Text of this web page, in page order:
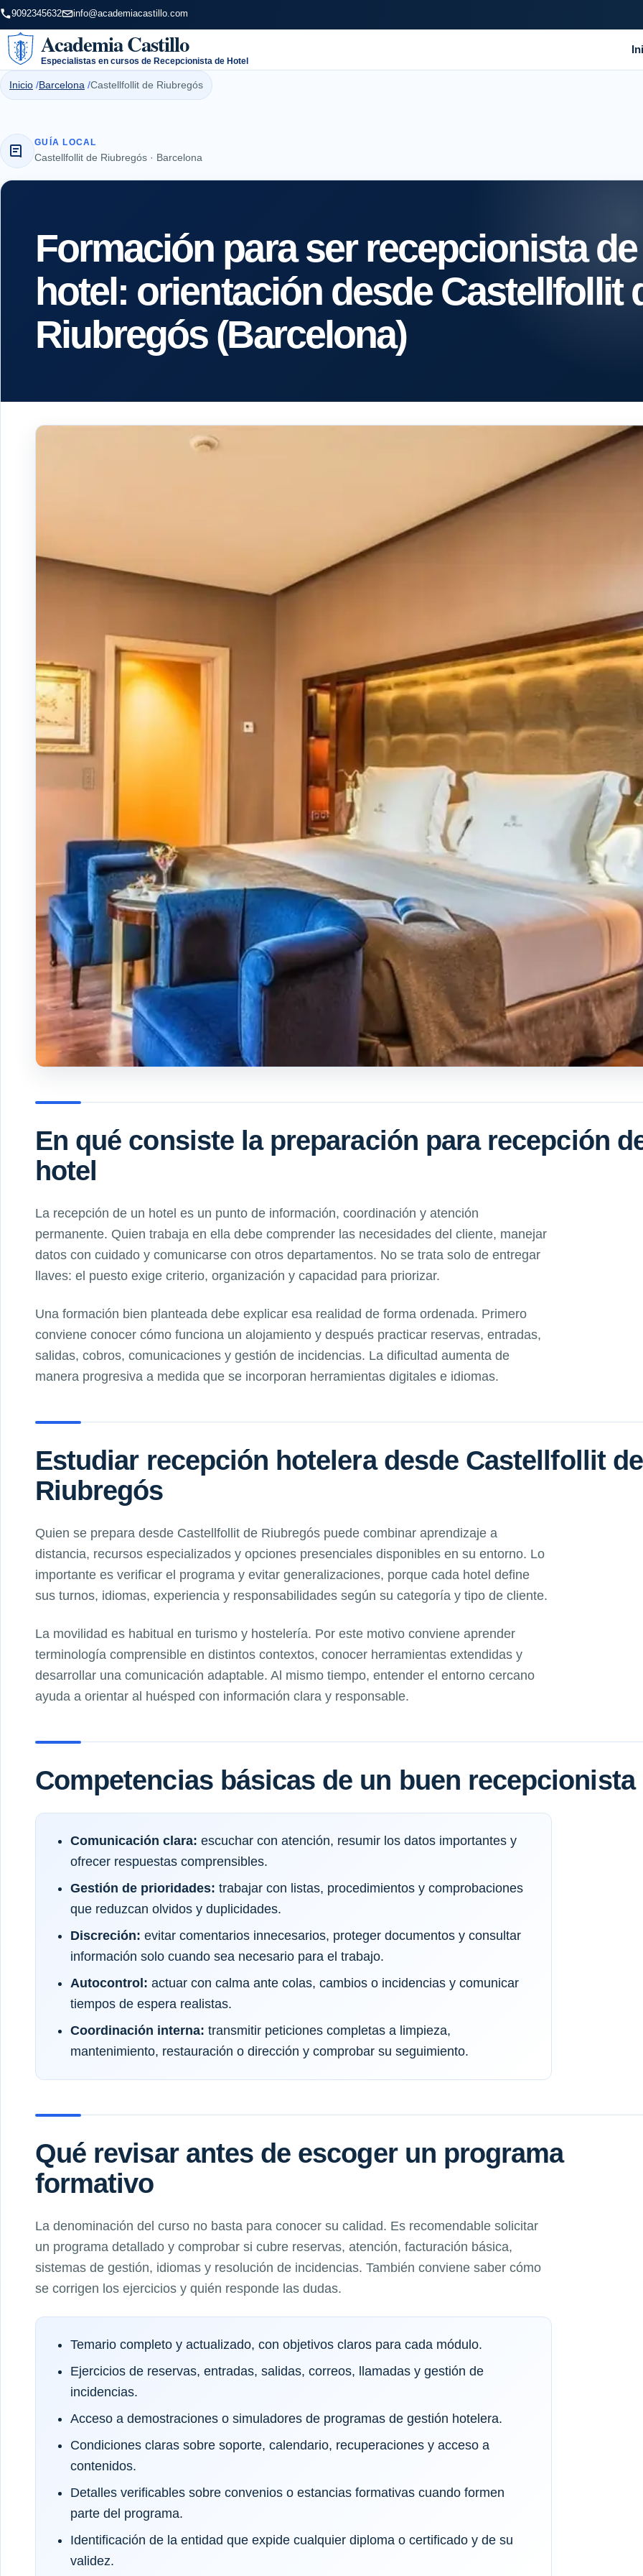
9092345632 info@academiacastillo.com
Academia Castillo
Especialistas en cursos de Recepcionista de Hotel
Inicio Barcelona Castellfollit de Riubregós
GUÍA LOCAL
Castellfollit de Riubregós · Barcelona
Formación para ser recepcionista de
hotel: orientación desde Castellfollit
Riubregós (Barcelona)
En qué consiste la preparación para recepción
hotel
La recepción de un hotel es un punto de información, coordinación y atención
permanente. Quien trabaja en ella debe comprender las necesidades del cliente, manejar
datos con cuidado y comunicarse con otros departamentos. No se trata solo de entregar
llaves: el puesto exige criterio, organización y capacidad para priorizar.
Una formación bien planteada debe explicar esa realidad de forma ordenada. Primero
conviene conocer cómo funciona un alojamiento y después practicar reservas, entradas,
salidas, cobros, comunicaciones y gestión de incidencias. La dificultad aumenta de
manera progresiva a medida que se incorporan herramientas digitales e idiomas.
Estudiar recepción hotelera desde Castellfollit de
Riubregós
Quien se prepara desde Castellfollit de Riubregós puede combinar aprendizaje a
distancia, recursos especializados y opciones presenciales disponibles en su entorno. Lo
importante es verificar el programa y evitar generalizaciones, porque cada hotel define
sus turnos, idiomas, experiencia y responsabilidades según su categoría y tipo de cliente.
La movilidad es habitual en turismo y hostelería. Por este motivo conviene aprender
terminología comprensible en distintos contextos, conocer herramientas extendidas y
desarrollar una comunicación adaptable. Al mismo tiempo, entender el entorno cercano
ayuda a orientar al huésped con información clara y responsable.
Competencias básicas de un buen recepcionista
Comunicación clara: escuchar con atención, resumir los datos importantes y
ofrecer respuestas comprensibles.
Gestión de prioridades: trabajar con listas, procedimientos y comprobaciones
que reduzcan olvidos y duplicidades.
Discreción: evitar comentarios innecesarios, proteger documentos y consultar
información solo cuando sea necesario para el trabajo.
Autocontrol: actuar con calma ante colas, cambios o incidencias y comunicar
tiempos de espera realistas.
Coordinación interna: transmitir peticiones completas a limpieza,
mantenimiento, restauración o dirección y comprobar su seguimiento.
Qué revisar antes de escoger un programa
formativo
La denominación del curso no basta para conocer su calidad. Es recomendable solicitar
un programa detallado y comprobar si cubre reservas, atención, facturación básica,
sistemas de gestión, idiomas y resolución de incidencias. También conviene saber cómo
se corrigen los ejercicios y quién responde las dudas.
Temario completo y actualizado, con objetivos claros para cada módulo.
Ejercicios de reservas, entradas, salidas, correos, llamadas y gestión de
incidencias.
Acceso a demostraciones o simuladores de programas de gestión hotelera.
Condiciones claras sobre soporte, calendario, recuperaciones y acceso a
contenidos.
Detalles verificables sobre convenios o estancias formativas cuando formen
parte del programa.
Identificación de la entidad que expide cualquier diploma o certificado y de su
validez.